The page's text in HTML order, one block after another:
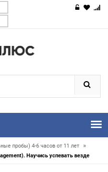
пробы) 4-6 часов от 11 лет »
Научись успевать везде